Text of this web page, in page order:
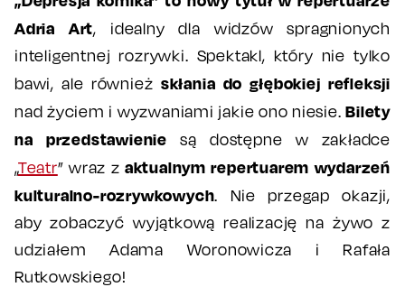
Adria Art, idealny dla widzów spragnionych
inteligentnej rozrywki. Spektakl, który nie tylko
bawi, ale również skłania do głębokiej refleksji
nad życiem i wyzwaniami jakie ono niesie.Bilety
na przedstawienie są dostępne w zakładce
„Teatr” wraz z aktualnym repertuarem wydarzeń
kulturalno-rozrywkowych. Nie przegap okazji,
aby zobaczyć wyjątkową realizację na żywo z
udziałem Adama Woronowicza i Rafała
Rutkowskiego!